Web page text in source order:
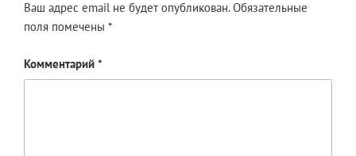
Ваш адрес email не будет опубликован. Обязательные
поля помечены *
Комментарий *